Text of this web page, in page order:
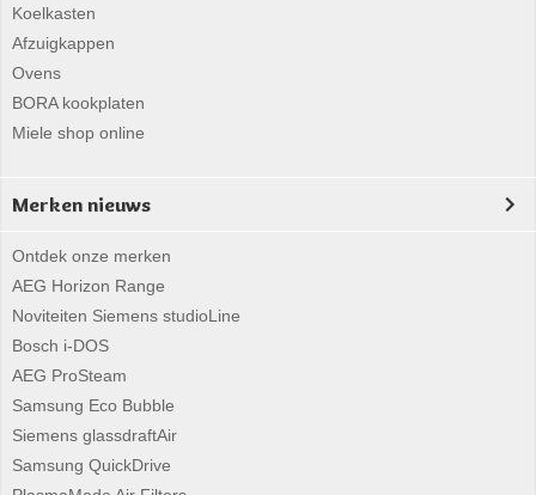
Koelkasten
Afzuigkappen
Ovens
BORA kookplaten
Miele shop online
Merken nieuws
Ontdek onze merken
AEG Horizon Range
Noviteiten Siemens studioLine
Bosch i-DOS
AEG ProSteam
Samsung Eco Bubble
Siemens glassdraftAir
Samsung QuickDrive